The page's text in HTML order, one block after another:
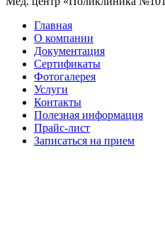
Главная
О компании
Документация
Сертификаты
Фотогалерея
Услуги
Контакты
Полезная информация
Прайс-лист
Записаться на прием